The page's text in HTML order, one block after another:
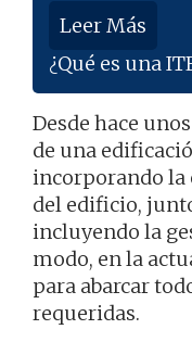
Leer Más
¿Qué es una
Desde hace
de una
incorporando la
del edificio,
incluyendo la
modo, en la
para abarcar
requeridas.